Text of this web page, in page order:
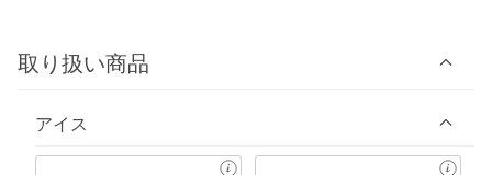
取り扱い商品
アイス